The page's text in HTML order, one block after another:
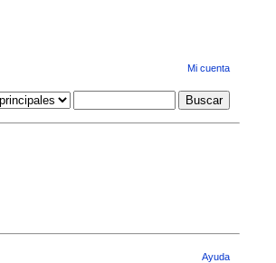
Mi cuenta
Ayuda